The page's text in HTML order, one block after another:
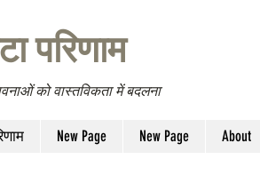
परिणाम
को वास्तविकता में बदलना
New Page New Page About